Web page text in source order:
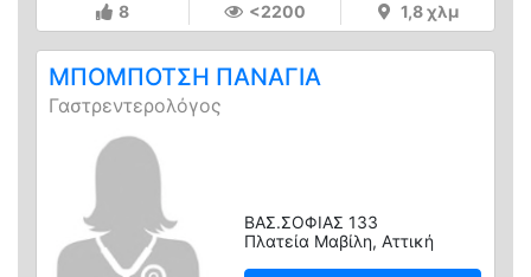
8 <2200 1,8 χλμ
ΜΠΟΜΠΟΤΣΗ ΠΑΝΑΓΙΑ
Γαστρεντερολόγος
ΒΑΣ.ΣΟΦΙΑΣ 133
Πλατεία Μαβίλη, Αττική